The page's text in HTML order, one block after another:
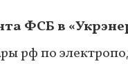
ФСБ в
рф по